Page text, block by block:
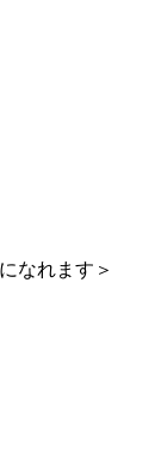
なれます＞